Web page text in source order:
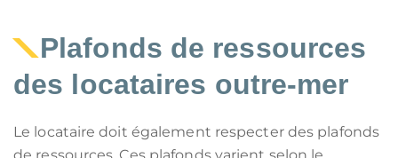
Plafonds de ressources
des locataires outre-mer
Le locataire doit également respecter des plafonds